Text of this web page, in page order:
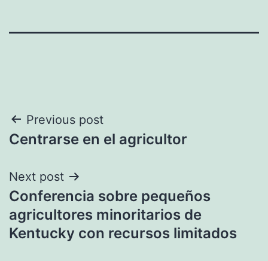
Navegación
de
entradas
Previous post
Centrarse en el agricultor
Next post
Conferencia sobre pequeños
agricultores minoritarios de
Kentucky con recursos limitados